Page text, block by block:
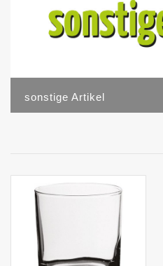
sonstige Artikel